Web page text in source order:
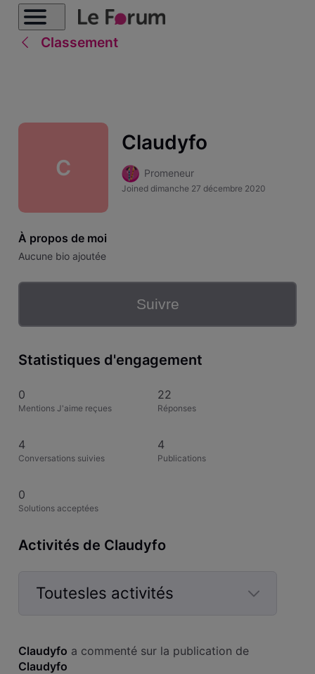
Classement
C
Claudyfo
Promeneur
Joined dimanche 27 décembre 2020
À propos de moi
Aucune bio ajoutée
Suivre
Statistiques d'engagement
0
Mentions J'aime reçues
22
Réponses
4
Conversations suivies
4
Publications
0
Solutions acceptées
Activités de Claudyfo
Toutesles activités
activités
Claudyfo a commenté sur la publication de
Claudyfo